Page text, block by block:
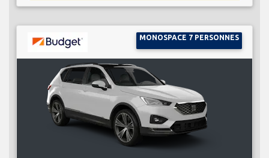
MONOSPACE 7 PERSONNES